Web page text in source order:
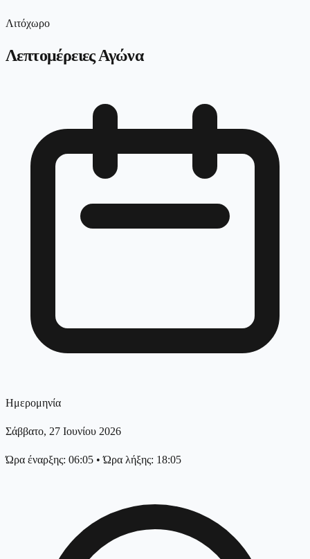
Λιτόχωρο
Λεπτομέρειες Αγώνα
Ημερομηνία
Σάββατο, 27 Ιουνίου 2026
Ώρα έναρξης: 06:05 •Ώρα λήξης: 18:05